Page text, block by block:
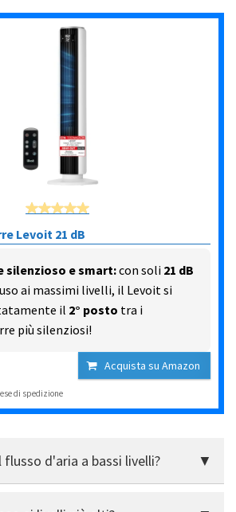
Levoit 21 dB
silenzioso e smart:con soli 21 dB
ai massimi livelli, il Levoit si
il 2° posto tra i
più silenziosi!
Acquista su Amazon
di spedizione
d'aria a bassi livelli?